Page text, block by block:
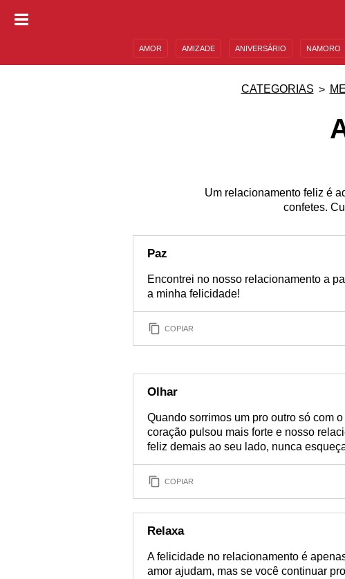
AMOR AMIZADE ANIVERSÁRIO NAMORO
CATEGORIAS
Um relacionamento feliz é
confetes.
Paz
Encontrei no nosso relacionamento a
a minha felicidade!
COPIAR
Olhar
Quando sorrimos um pro outro só com
coração pulsou mais forte e nosso
feliz demais ao seu lado, nunca
COPIAR
Relaxa
A felicidade no relacionamento é
amor ajudam, mas se você continuar